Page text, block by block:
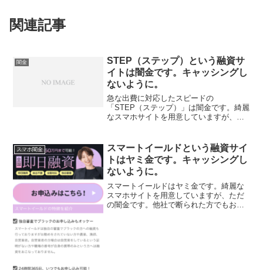
関連記事
闇金
STEP（ステップ）という融資サ
イトは闇金です。キャッシングし
ないように。
急な出費に対応したスピードの
「STEP（ステップ）」は闇金です。綺麗
なスマホサイトを用意していますが、た
資！なんて甘い事を書いていますが、完
全にヤミ金です注意してくだ...
スマホ闇金
スマートイールドという融資サイ
トはヤミ金です。キャッシングし
ないように。
スマートイールドはヤミ金です。綺麗な
スマホサイトを用意していますが、ただ
の闇金です。他社で断られた方でもお力